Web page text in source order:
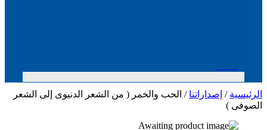
الرئيسية / إصداراتنا / الحب والخمر ( من الشعر الدنيوى إلى الشعر
الصوفى )